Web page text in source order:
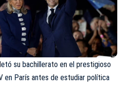
su bachillerato en el prestigioso
en París antes de estudiar política